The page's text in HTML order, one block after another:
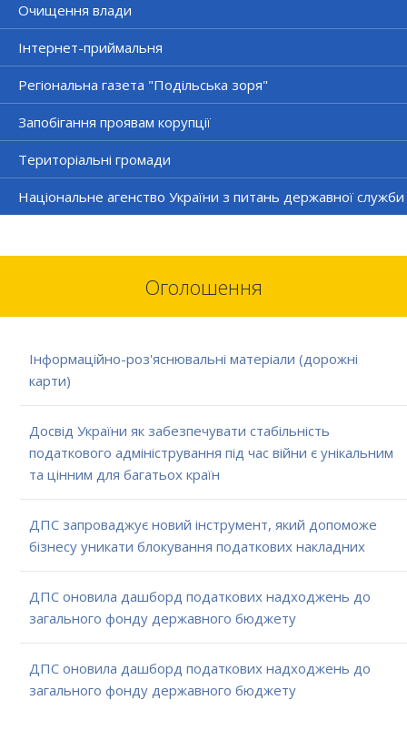
Очищення влади
Інтернет-приймальня
Регіональна газета "Подільська зоря"
Запобігання проявам корупції
Територіальні громади
Національне агенство України з питань державної служби
Оголошення
Інформаційно-роз'яснювальні матеріали (дорожні
карти)
Досвід України як забезпечувати стабільність
податкового адміністрування під час війни є унікальним
та цінним для багатьох країн
ДПС запроваджує новий інструмент, який допоможе
бізнесу уникати блокування податкових накладних
ДПС оновила дашборд податкових надходжень до
загального фонду державного бюджету
ДПС оновила дашборд податкових надходжень до
загального фонду державного бюджету